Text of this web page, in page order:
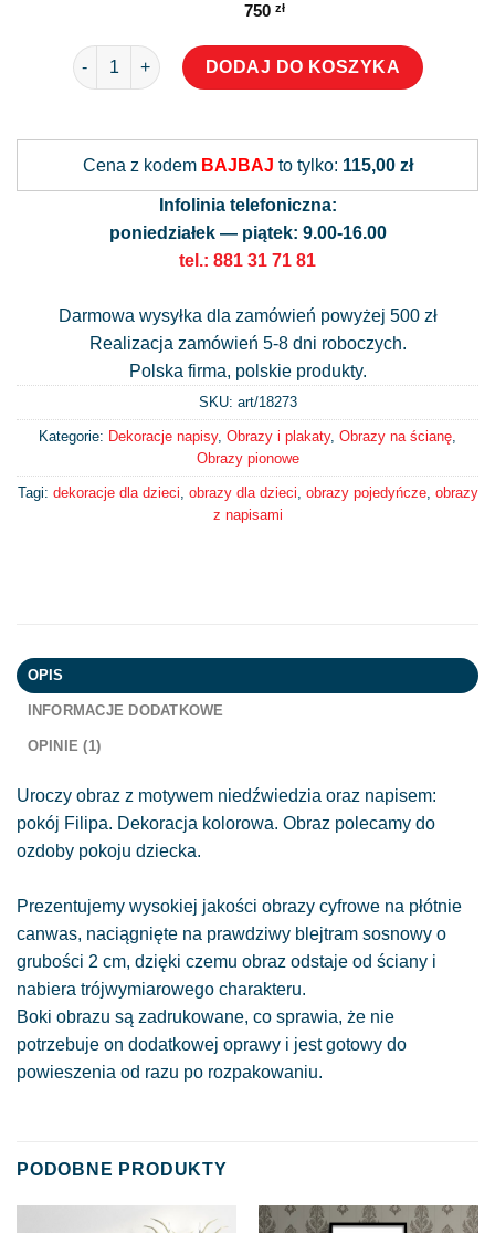
750 zł
ilość Obraz pokój Filipa
DODAJ DO KOSZYKA
Cena z kodem BAJBAJ to tylko: 115,00 zł
Infolinia telefoniczna:
poniedziałek — piątek: 9.00-16.00
tel.: 881 31 71 81
Darmowa wysyłka dla zamówień powyżej 500 zł
Realizacja zamówień 5-8 dni roboczych.
Polska firma, polskie produkty.
SKU: art/18273
Kategorie: Dekoracje napisy, Obrazy i plakaty, Obrazy na ścianę
Obrazy pionowe
Tagi: dekoracje dla dzieci obrazy dla dzieci obrazy pojedyńcze, obrazy
z napisami
OPIS
INFORMACJE DODATKOWE
OPINIE (1)
Uroczy obraz z motywem niedźwiedzia oraz napisem:
pokój Filipa. Dekoracja kolorowa. Obraz polecamy do
ozdoby pokoju dziecka.
Prezentujemy wysokiej jakości obrazy cyfrowe na płótnie
canwas, naciągnięte na prawdziwy blejtram sosnowy o
grubości 2 cm, dzięki czemu obraz odstaje od ściany i
nabiera trójwymiarowego charakteru.
Boki obrazu są zadrukowane, co sprawia, że nie
potrzebuje on dodatkowej oprawy i jest gotowy do
powieszenia od razu po rozpakowaniu.
PODOBNE PRODUKTY